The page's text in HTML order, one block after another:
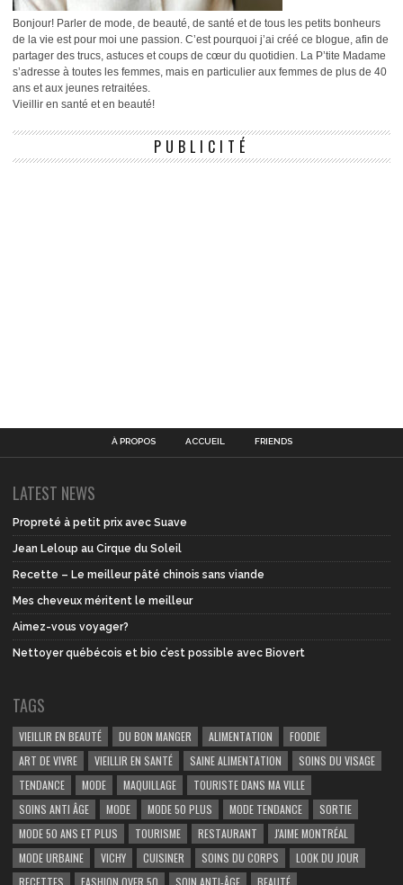
Bonjour! Parler de mode, de beauté, de santé et de tous les petits bonheurs
de la vie est pour moi une passion. C’est pourquoi j’ai créé ce blogue, afin de
partager des trucs, astuces et coups de cœur du quotidien. La P’tite Madame
s’adresse à toutes les femmes, mais en particulier aux femmes de plus de 40
ans et aux jeunes retraitées.
Vieillir en santé et en beauté!
PUBLICITÉ
À PROPOS ACCUEIL FRIENDS
LATEST NEWS
Propreté à petit prix avec Suave
Jean Leloup au Cirque du Soleil
Recette – Le meilleur pâté chinois sans viande
Mes cheveux méritent le meilleur
Aimez-vous voyager?
Nettoyer québécois et bio c’est possible avec Biovert
TAGS
VIEILLIR EN BEAUTÉ DU BON MANGER ALIMENTATION
FOODIE
ART DE VIVRE
VIEILLIR EN SANTÉ SAINE ALIMENTATION
SOINS DU VISAGE
TENDANCE
MODE MAQUILLAGE
TOURISTE DANS MA VILLE
SOINS ANTI ÂGE
MODE MODE 50 PLUS MODE TENDANCE
SORTIE
MODE 50 ANS ET PLUS
TOURISME RESTAURANT
J'AIME MONTRÉAL
MODE URBAINE
VICHY CUISINER SOINS DU CORPS
LOOK DU JOUR